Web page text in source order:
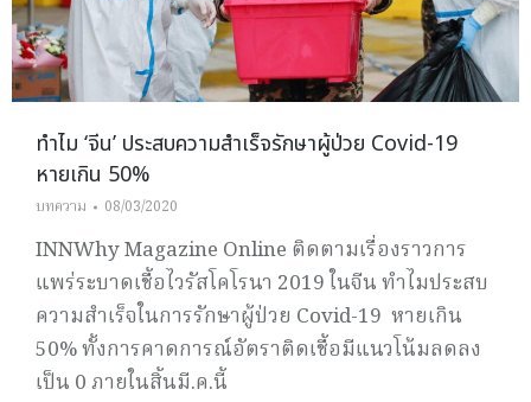
ทำไม ‘จีน’ ประสบความสำเร็จรักษาผู้ป่วย Covid-19
หายเกิน 50%
บทความ 08/03/2020
INNWhy Magazine Online ติดตามเรื่องราวการ
แพร่ระบาดเชื้อไวรัสโคโรนา 2019 ในจีน ทำไมประสบ
ความสำเร็จในการรักษาผู้ป่วย Covid-19 หายเกิน
50% ทั้งการคาดการณ์อัตราติดเชื้อมีแนวโน้มลดลง
เป็น 0 ภายในสิ้นมี.ค.นี้